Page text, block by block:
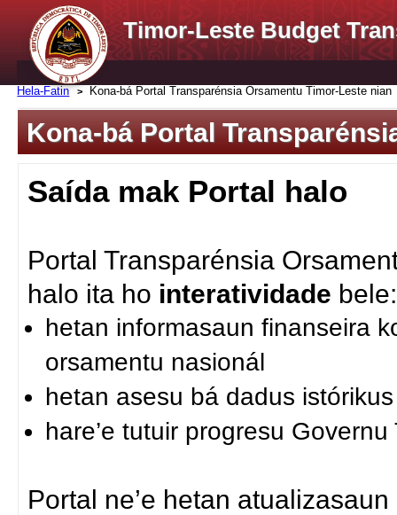
Timor-Leste Budget
Hela-Fatin Kona-bá Portal Transparénsia Orsamentu Timor-Leste nian
Kona-bá Portal
Saída mak Portal halo
Portal Transparénsia
halo ita ho interatividade bele:
hetan informasaun finanseira
orsamentu nasionál
hetan asesu bá dadus
hare’e tutuir progresu
Portal ne’e hetan